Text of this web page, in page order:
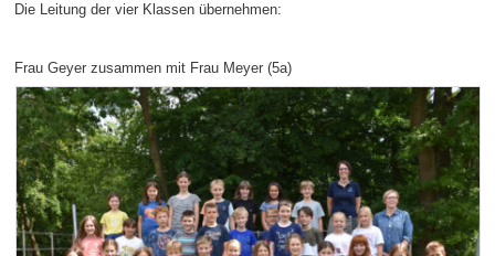
Die Leitung der vier Klassen übernehmen:
Frau Geyer zusammen mit Frau Meyer (5a)